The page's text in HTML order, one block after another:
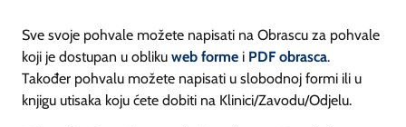
Sve svoje pohvale možete napisati na Obrascu za pohvale
koji je dostupan u obliku web forme i PDF obrasca.
Također pohvalu možete napisati u slobodnoj formi ili u
knjigu utisaka koju ćete dobiti na Klinici/Zavodu/Odjelu.